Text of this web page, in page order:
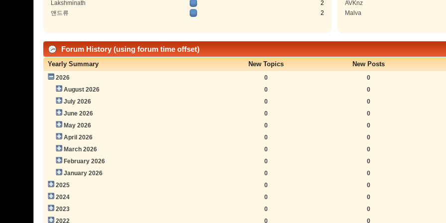
Lakshminath
2
앤드류
2
AVKnz
Malva
Forum History (using forum time offset)
Yearly Summary New Topics New Posts
2026 0
0
August 2026
0
0
July 2026
0
0
June 2026
0
0
May 2026
0
0
April 2026
0
0
March 2026
0
0
February 2026
0
0
January 2026
0
0
2025
0
0
2024
0
0
2023
0
0
2022
0 0